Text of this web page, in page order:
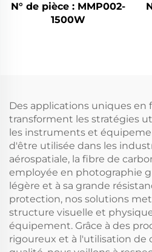
N° de pièce : MMP002-
1500W
Des applications uniques en
transforment les stratégies
les instruments et
d'être utilisée dans les
aérospatiale, la fibre de
employée en photographie
légère et à sa grande
protection, nos solutions
structure visuelle et
équipement. Grâce à des
rigoureux et à l'utilisation de